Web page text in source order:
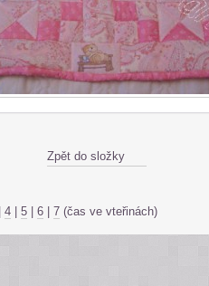
Zpět do složky
4 5 6 7 (čas ve vteřinách)